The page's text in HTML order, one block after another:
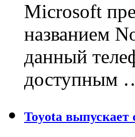
Microsoft
названием
данный
доступным
Toyota